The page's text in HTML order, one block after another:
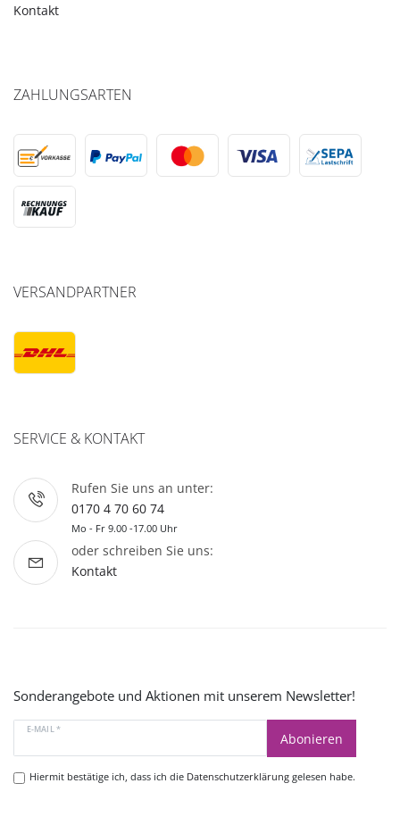
Kontakt
ZAHLUNGSARTEN
VERSANDPARTNER
SERVICE & KONTAKT
Rufen Sie uns an unter:
0170 4 70 60 74
Mo - Fr 9.00 -17.00 Uhr
oder schreiben Sie uns:
Kontakt
Sonderangebote und Aktionen mit unserem Newsletter!
E-MAIL *
Abonieren
Hiermit bestätige ich, dass ich die Datenschutzerklärunggelesen habe.